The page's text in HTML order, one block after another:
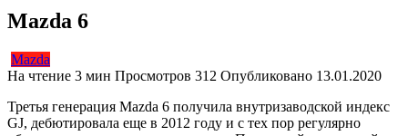
Mazda 6
Mazda
На чтение 3 мин Просмотров 312 Опубликовано 13.01.2020
Третья генерация Mazda 6 получила внутризаводской индекс
GJ, дебютировала еще в 2012 году и с тех пор регулярно